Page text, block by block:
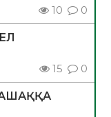
10 0
15 0